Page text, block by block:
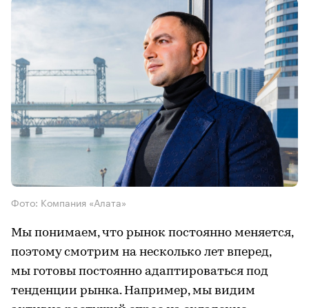
Фото: Компания «Алата»
Мы понимаем, что рынок постоянно меняется,
поэтому смотрим на несколько лет вперед,
мы готовы постоянно адаптироваться под
тенденции рынка. Например, мы видим